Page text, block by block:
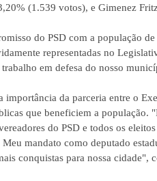
(1.539 votos), e Gimenez
do PSD com a população
representadas no
em defesa do nosso
importância da parceria entre o
que beneficiem a população.
do PSD e todos os
mandato como deputado
conquistas para nossa cidade",